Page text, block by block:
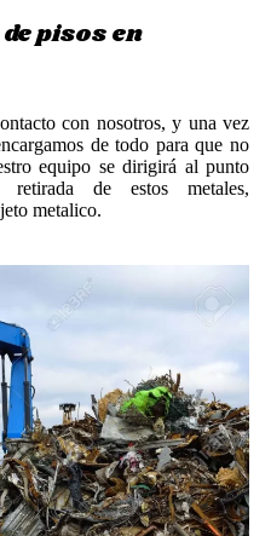
pisos en
con nosotros, y una vez
de todo para que no
equipo se dirigirá al punto
de estos metales,
metalico.